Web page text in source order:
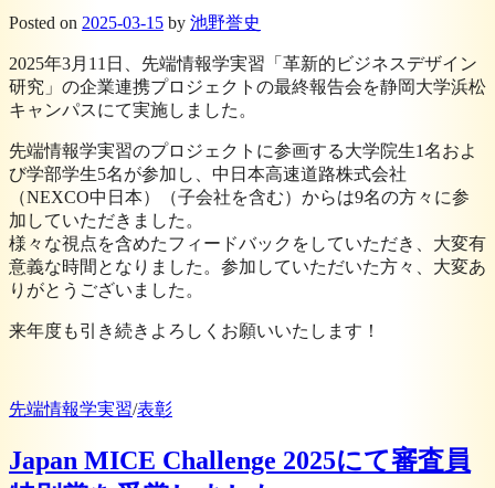
Posted on 2025-03-15 by 池野誉史
2025年3月11日、先端情報学実習「革新的ビジネスデザイン
研究」の企業連携プロジェクトの最終報告会を静岡大学浜松
キャンパスにて実施しました。
先端情報学実習のプロジェクトに参画する大学院生1名およ
び学部学生5名が参加し、中日本高速道路株式会社
（NEXCO中日本）（子会社を含む）からは9名の方々に参
加していただきました。
様々な視点を含めたフィードバックをしていただき、大変有
意義な時間となりました。参加していただいた方々、大変あ
りがとうございました。
来年度も引き続きよろしくお願いいたします！
先端情報学実習/表彰
Japan MICE Challenge 2025にて審査員